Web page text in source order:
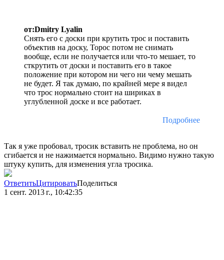
от:Dmitry Lyalin
Снять его с доски при крутить трос и поставить
объектив на доску, Торос потом не снимать
вообще, если не получается или что-то мешает, то
сткрутить от доски и поставить его в такое
положение при котором ни чего ни чему мешать
не будет. Я так думаю, по крайней мере я видел
что трос нормально стоит на шириках в
углубленной доске и все работает.
Подробнее
Так я уже пробовал, тросик вставить не проблема, но он
сгибается и не нажимается нормально. Видимо нужно такую
штуку купить, для изменения угла тросика.
ОтветитьЦитироватьПоделиться
1 сент. 2013 г., 10:42:35